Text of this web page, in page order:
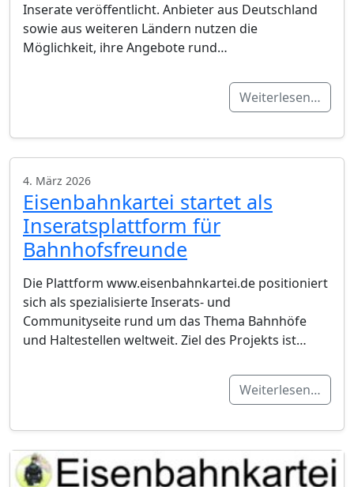
Inserate veröffentlicht. Anbieter aus Deutschland
sowie aus weiteren Ländern nutzen die
Möglichkeit, ihre Angebote rund…
Weiterlesen…
4. März 2026
Eisenbahnkartei startet als
Inseratsplattform für
Bahnhofsfreunde
Die Plattform www.eisenbahnkartei.de positioniert
sich als spezialisierte Inserats- und
Communityseite rund um das Thema Bahnhöfe
und Haltestellen weltweit. Ziel des Projekts ist…
Weiterlesen…